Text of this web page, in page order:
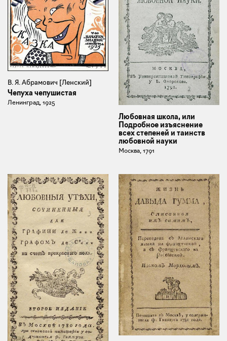
В. Я. Абрамович [Ленский]
Чепуха чепушистая
Ленинград, 1925
Любовная школа, или
Подробное изъяснение
всех степеней и таинств
любовной науки
Москва, 1791